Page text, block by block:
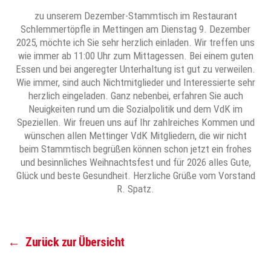
zu unserem Dezember-Stammtisch im Restaurant
Schlemmertöpfle in Mettingen am Dienstag 9. Dezember
2025, möchte ich Sie sehr herzlich einladen. Wir treffen uns
wie immer ab 11:00 Uhr zum Mittagessen. Bei einem guten
Essen und bei angeregter Unterhaltung ist gut zu verweilen.
Wie immer, sind auch Nichtmitglieder und Interessierte sehr
herzlich eingeladen. Ganz nebenbei, erfahren Sie auch
Neuigkeiten rund um die Sozialpolitik und dem VdK im
Speziellen. Wir freuen uns auf Ihr zahlreiches Kommen und
wünschen allen Mettinger VdK Mitgliedern, die wir nicht
beim Stammtisch begrüßen können schon jetzt ein frohes
und besinnliches Weihnachtsfest und für 2026 alles Gute,
Glück und beste Gesundheit. Herzliche Grüße vom Vorstand
R. Spatz.
← Zurück zur Übersicht